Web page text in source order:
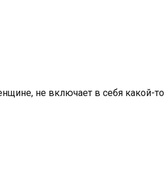
не включает в себя какой-то